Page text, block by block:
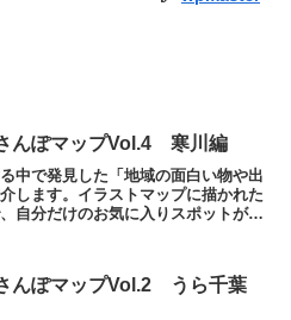
んぽマップVol.4 寒川編
中で発見した「地域の面白い物や出
します。イラストマップに描かれた
自分だけのお気に入りスポットが新
んぽマップVol.2 うら千葉